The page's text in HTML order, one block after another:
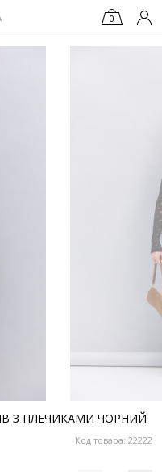
0
З ПЛЕЧИКАМИ ЧОРНИЙ
Код товара: 22222